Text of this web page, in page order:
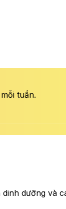
tuần.
dưỡng và